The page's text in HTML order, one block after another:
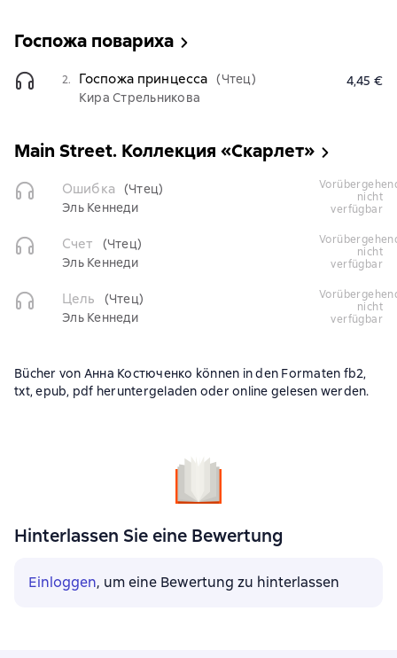
Госпожа повариха
2. Госпожа принцесса (Чтец)
Кира Стрельникова
4,45 €
Main Street. Коллекция «Скарлет»
Ошибка
(Чтец)
Эль Кеннеди
vorübergehend
nicht
verfügbar
Счет
(Чтец)
Эль Кеннеди
vorübergehend
nicht
verfügbar
Цель
(Чтец)
Эль Кеннеди
vorübergehend
nicht
verfügbar
Bücher von Анна Костюченко können in den Formaten fb2,
txt, epub, pdf heruntergeladen oder online gelesen werden.
Hinterlassen Sie eine Bewertung
Einloggen, um eine Bewertung zu hinterlassen